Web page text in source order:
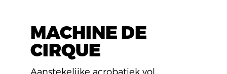
MACHINE DE
CIRQUE
Aanstekelijke acrobatiek vol